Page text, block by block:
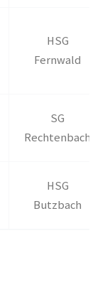
HSG
Fernwald
SG
Rechtenbach
HSG
Butzbach